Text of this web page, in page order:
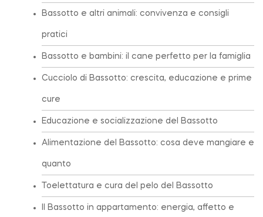
Bassotto e altri animali: convivenza e consigli
pratici
Bassotto e bambini: il cane perfetto per la famiglia
Cucciolo di Bassotto: crescita, educazione e prime
cure
Educazione e socializzazione del Bassotto
Alimentazione del Bassotto: cosa deve mangiare e
quanto
Toelettatura e cura del pelo del Bassotto
Il Bassotto in appartamento: energia, affetto e